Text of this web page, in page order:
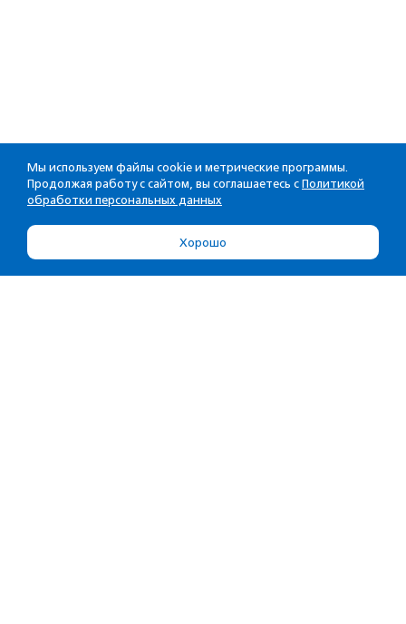
Мы используем файлы cookie и метрические программы.
Продолжая работу с сайтом, вы соглашаетесь с Политикой
обработки персональных данных
Хорошо